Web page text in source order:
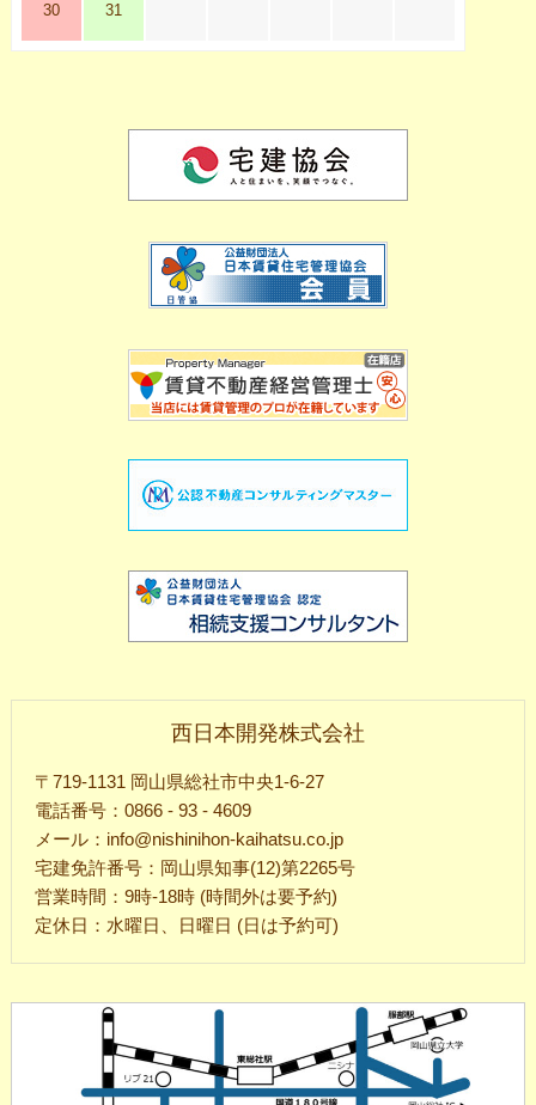
30 31
西日本開発株式会社
〒719-1131 岡山県総社市中央1-6-27
電話番号：0866 - 93 - 4609
メール：info@nishinihon-kaihatsu.co.jp
宅建免許番号：岡山県知事(12)第2265号
営業時間：9時-18時 (時間外は要予約)
定休日：水曜日、日曜日 (日は予約可)